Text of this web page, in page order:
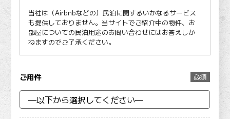
ご用件 必須
当社は（Airbnbなどの）民泊に関するいかなるサービス
も提供しておりません。当サイトでご紹介中の物件、お
部屋についての民泊用途のお問い合わせにはお答えしか
ねますのでご了承ください。